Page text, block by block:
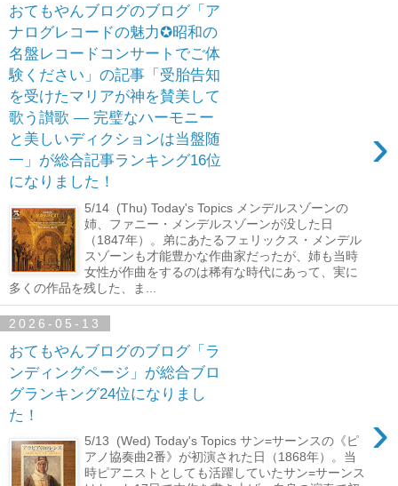
おてもやんブログのブログ「ア
ナログレコードの魅力✪昭和の
名盤レコードコンサートでご体
験ください」の記事「受胎告知
を受けたマリアが神を賛美して
歌う讃歌 ― 完璧なハーモニー
と美しいディクションは当盤随
一」が総合記事ランキング16位
になりました！
›
5/14 (Thu) Today's Topics メンデルスゾーンの
姉、ファニー・メンデルスゾーンが没した日
（1847年）。弟にあたるフェリックス・メンデル
スゾーンも才能豊かな作曲家だったが、姉も当時
女性が作曲をするのは稀有な時代にあって、実に
多くの作品を残した、ま...
2026-05-13
おてもやんブログのブログ「ラ
ンディングページ」が総合ブロ
グランキング24位になりまし
た！
›
5/13 (Wed) Today's Topics サン=サーンスの《ピ
アノ協奏曲2番》が初演された日（1868年）。当
時ピアニストとしても活躍していたサン=サーンス